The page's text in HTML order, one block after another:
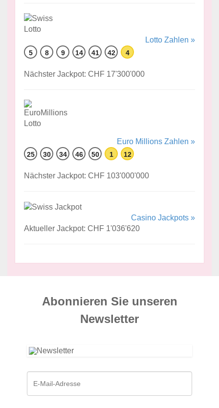
Lotto Zahlen »
5 8 9 14 41 42 4
Nächster Jackpot: CHF 17'300'000
Euro Millions Zahlen »
25 30 34 46 50 1 12
Nächster Jackpot: CHF 103'000'000
Casino Jackpots »
Aktueller Jackpot: CHF 1'036'620
Abonnieren Sie unseren
News­letter